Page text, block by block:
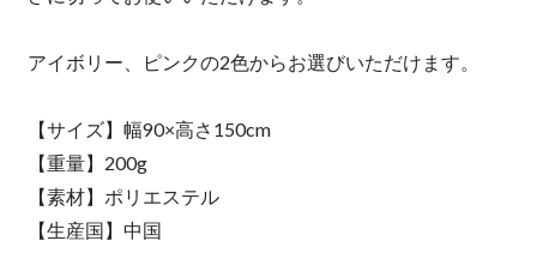
アイボリー、ピンクの2色からお選びいただけます。
【サイズ】幅90×高さ150cm
【重量】200g
【素材】ポリエステル
【生産国】中国